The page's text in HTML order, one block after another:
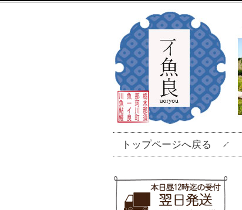
トップページへ戻る